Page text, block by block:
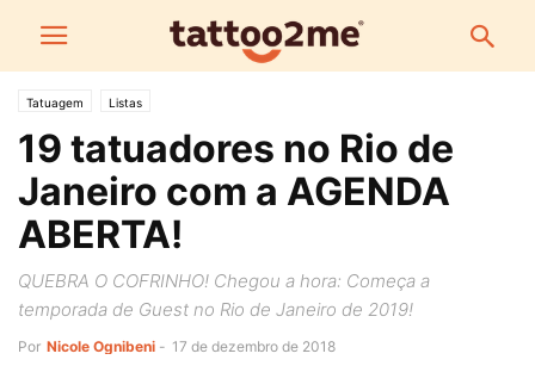
Tatuagem Listas
19 tatuadores no Rio de
Janeiro com a AGENDA
ABERTA!
QUEBRA O COFRINHO! Chegou a hora: Começa a
temporada de Guest no Rio de Janeiro de 2019!
Por Nicole Ognibeni - 17 de dezembro de 2018